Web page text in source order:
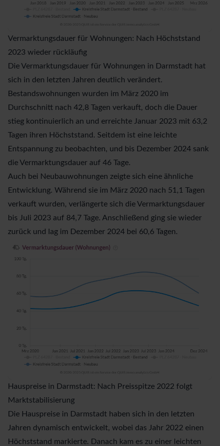
Vermarktungsdauer für Wohnungen: Nach Höchststand
2023 wieder rückläufig
DieVermarktungsdauer für Wohnungen in Darmstadt hat
sich in den letzten Jahren deutlich verändert.
Bestandswohnungen wurden im März 2020 im
Durchschnitt nach 42,8 Tagen verkauft, doch die Dauer
stieg kontinuierlich an und erreichte Januar 2023 mit 63,2
Tagen ihren Höchststand. Seitdem ist eine leichte
Entspannung zu beobachten, und bis Dezember 2024 sank
die Vermarktungsdauer auf 46 Tage.
Auch bei Neubauwohnungen zeigte sich eine ähnliche
Entwicklung. Während sie im März 2020 nach 51,1 Tagen
verkauft wurden, verlängerte sich die Vermarktungsdauer
bis Juli 2023 auf 84,7 Tage. Anschließend ging sie wieder
zurück und lag im Dezember 2024 bei 60,6 Tagen.
Hauspreise in Darmstadt: Nach Preisspitze 2022 folgt
Marktstabilisierung
Die Hauspreise in Darmstadt haben sich in den letzten
Jahren dynamisch entwickelt, wobei das Jahr 2022 einen
Höchststand markierte. Danach kam es zu einer leichten